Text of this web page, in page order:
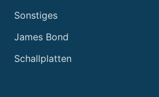
Sonstiges
James Bond
Schallplatten